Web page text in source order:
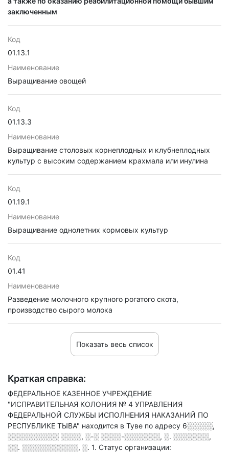
заключенным
Код
01.13.1
Наименование
Выращивание овощей
Код
01.13.3
Наименование
Выращивание столовых корнеплодных и клубнеплодных
культур с высоким содержанием крахмала или инулина
Код
01.19.1
Наименование
Выращивание однолетних кормовых культур
Код
01.41
Наименование
Разведение молочного крупного рогатого скота,
производство сырого молока
Показать весь список
Краткая справка:
ФЕДЕРАЛЬНОЕ КАЗЕННОЕ УЧРЕЖДЕНИЕ
"ИСПРАВИТЕЛЬНАЯ КОЛОНИЯ № 4 УПРАВЛЕНИЯ
ФЕДЕРАЛЬНОЙ СЛУЖБЫ ИСПОЛНЕНИЯ НАКАЗАНИЙ ПО
РЕСПУБЛИКЕ ТЫВА" находится в Туве по адресу 6░░░░░,
░░░░░░░░░░ ░░░░, ░-░ ░░░░-░░░░░░░, ░. ░░░░░░░,
░░. ░░░░░░░░░░░, ░. 1. Статус организации: